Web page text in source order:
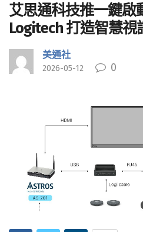
艾思通科技推一鍵啟
Logitech 打造智慧視
美通社
2026-05-12 0